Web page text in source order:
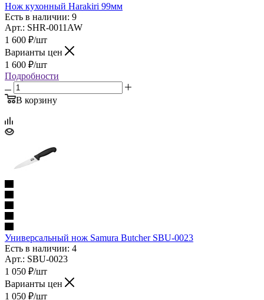
Нож кухонный Harakiri 99мм
Есть в наличии: 9
Арт.: SHR-0011AW
1 600 ₽/шт
Варианты цен
1 600 ₽/шт
Подробности
В корзину
Универсальный нож Samura Butcher SBU-0023
Есть в наличии: 4
Арт.: SBU-0023
1 050 ₽/шт
Варианты цен
1 050 ₽/шт